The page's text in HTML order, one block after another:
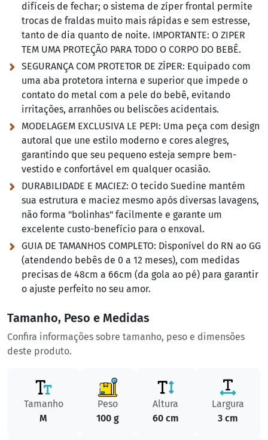
difíceis de fechar; o sistema de zíper frontal permite
trocas de fraldas muito mais rápidas e sem estresse,
tanto de dia quanto de noite. IMPORTANTE: O ZIPER
TEM UMA PROTEÇÃO PARA TODO O CORPO DO BEBÊ.
SEGURANÇA COM PROTETOR DE ZÍPER: Equipado com
uma aba protetora interna e superior que impede o
contato do metal com a pele do bebê, evitando
irritações, arranhões ou beliscões acidentais.
MODELAGEM EXCLUSIVA LE PEPI: Uma peça com design
autoral que une estilo moderno e cores alegres,
garantindo que seu pequeno esteja sempre bem-
vestido e confortável em qualquer ocasião.
DURABILIDADE E MACIEZ: O tecido Suedine mantém
sua estrutura e maciez mesmo após diversas lavagens,
não forma "bolinhas" facilmente e garante um
excelente custo-benefício para o enxoval.
GUIA DE TAMANHOS COMPLETO: Disponível do RN ao GG
(atendendo bebês de 0 a 12 meses), com medidas
precisas de 48cm a 66cm (da gola ao pé) para garantir
o ajuste perfeito no seu amor.
Tamanho, Peso e Medidas
Confira informações sobre tamanho, peso e dimensões
deste produto.
Tamanho
M
Peso
100 g
Altura
60 cm
Largura
3 cm